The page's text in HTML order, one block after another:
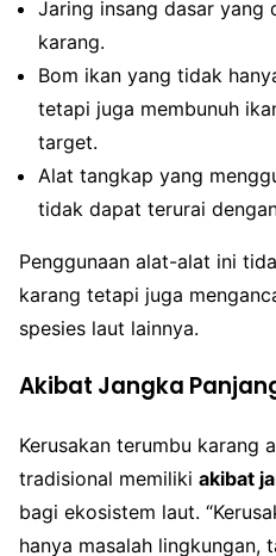
Jaring insang dasar yang
karang.
Bom ikan yang tidak
tetapi juga membunuh
target.
Alat tangkap yang
tidak dapat terurai
Penggunaan alat-alat ini
karang tetapi juga
spesies laut lainnya.
Akibat Jangka
Kerusakan terumbu karang
tradisional memiliki akibat
bagi ekosistem laut.
hanya masalah lingkungan,